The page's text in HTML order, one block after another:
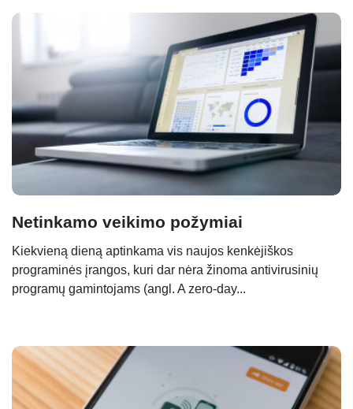
Netinkamo veikimo požymiai
Kiekvieną dieną aptinkama vis naujos kenkėjiškos
programinės įrangos, kuri dar nėra žinoma antivirusinių
programų gamintojams (angl. A zero-day...